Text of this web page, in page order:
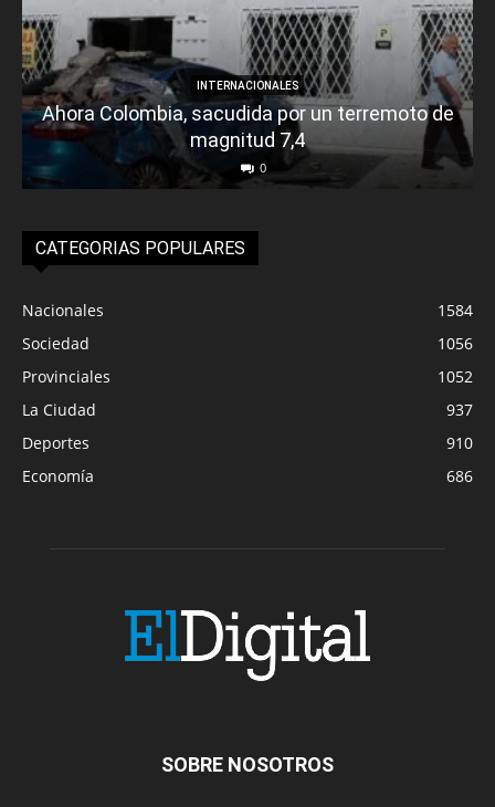
INTERNACIONALES
Ahora Colombia, sacudida por un terremoto de
magnitud 7,4
0
CATEGORIAS POPULARES
Nacionales
1584
Sociedad
1056
Provinciales
1052
La Ciudad
937
Deportes
910
Economía
686
SOBRE NOSOTROS